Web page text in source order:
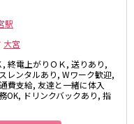
駅
大宮
終電上がりＯＫ, 送りあり,
レンタルあり, Wワーク歓迎,
費支給, 友達と一緒に体入
OK, ドリンクバックあり, 指
駅